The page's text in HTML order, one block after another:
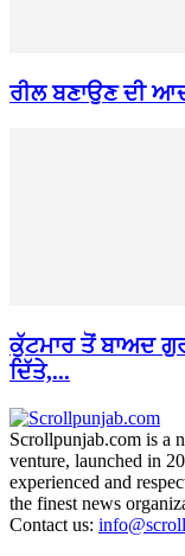
ਰੀਲ ਬਣਾਉਣ ਦੀ
ਕੁੱਟਮਾਰ ਤੋਂ ਬਾਅਦ
ਦਿੱਤੇ,...
Scrollpunjab.com is a
venture, launched in
experienced and
the finest news
Contact us: